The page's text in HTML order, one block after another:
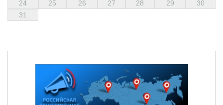
24
25 26 27 28 29
30
31